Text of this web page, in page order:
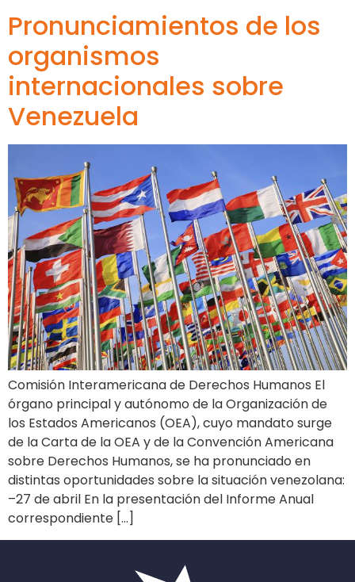
Pronunciamientos de los
organismos
internacionales sobre
Venezuela
Comisión Interamericana de Derechos Humanos El
órgano principal y autónomo de la Organización de
los Estados Americanos (OEA), cuyo mandato surge
de la Carta de la OEA y de la Convención Americana
sobre Derechos Humanos, se ha pronunciado en
distintas oportunidades sobre la situación venezolana:
–27 de abril En la presentación del Informe Anual
correspondiente […]